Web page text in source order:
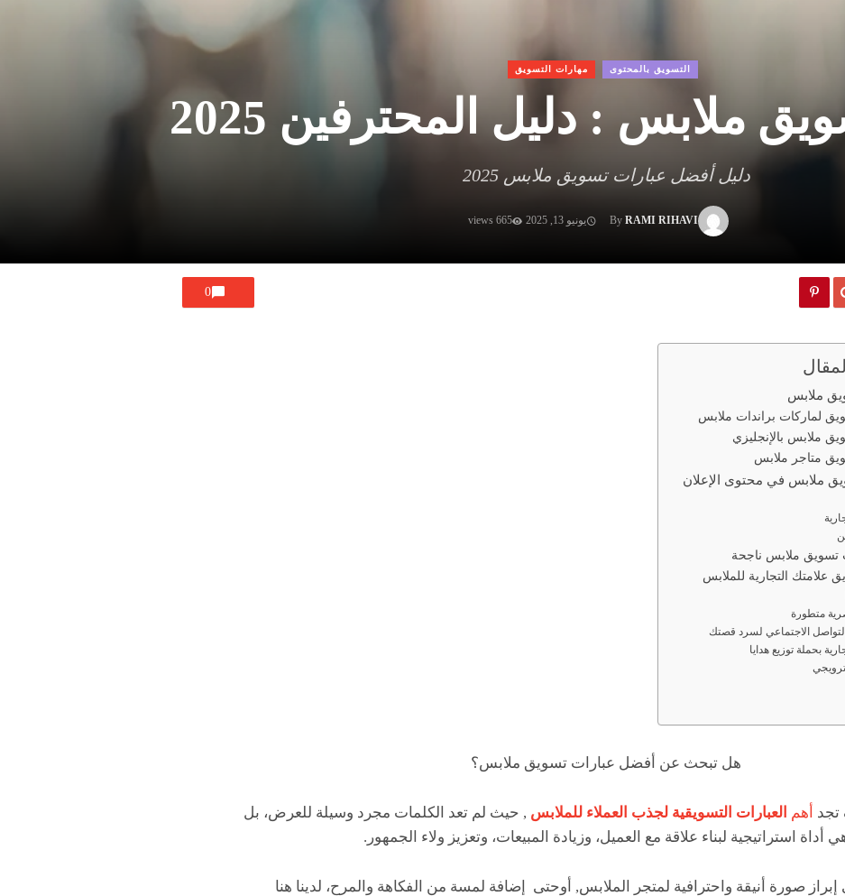
التسويق بالمحتوى مهارات التسويق
ملابس : دليل المحترفين 2025
دليل أفضل عبارات تسويق ملابس 2025
ByRAMI RIHAVI يونيو 13, 2025 665 views
0
ملابس
لماركات براندات ملابس
ملابس بالإنجليزي
متاجر ملابس
ملابس في محتوى الإعلان
تسويق ملابس ناجحة
علامتك التجارية للملابس
هل تبحث عن أفضل عبارات تسويق ملابس؟
تجد أهم العبارات التسويقية لجذب العملاء للملابس , حيث لم تعد الكلمات مجرد وسيلة للعرض، بل
أداة استراتيجية لبناء علاقة مع العميل، وزيادة المبيعات، وتعزيز ولاء الجمهور.
صورة أنيقة واحترافية لمتجر الملابس, أوحتى إضافة لمسة من الفكاهة والمرح، لدينا هنا